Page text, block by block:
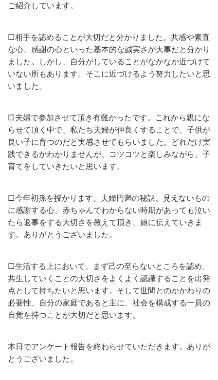
ご紹介しています。
□相手を認めることが大切だと分かりました。共感や素直
な心、感謝の心といった基本的な誠実さが大事だと分かり
ました。しかし、自分がしていることがなかなか近づけて
いない所もあります。そこに近づけるよう努力したいと思
いました。
□夫婦で参加させて頂き有難かったです。これから親にな
らせて頂く中で、私たち夫婦が仲良くすることで、子供が
良い子に育つのだと実感させてもらいました。どれだけ実
践できるかわかりませんが、コツコツと楽しみながら、子
育てをしていきたいと思います。
□今年初孫を授かります。夫婦円満の秘訣、見えないもの
に感謝する心、赤ちゃんでわからない時期があっても泣い
たら返事をする大切さを教えて頂き、娘に伝えていきま
す。ありがとうございました。
□生活する上において、まず己の至らないところを認め、
共生していくことの大切さをよくよく認識することを出発
点として持ちたいと思います。そして世間とのかかわりの
必要性、自分の家庭であると主に、社会を構成する一員の
自覚を持つことが大切だと思います。
本日でアンケート報告を終わらせていただきます。ありが
とうございました。